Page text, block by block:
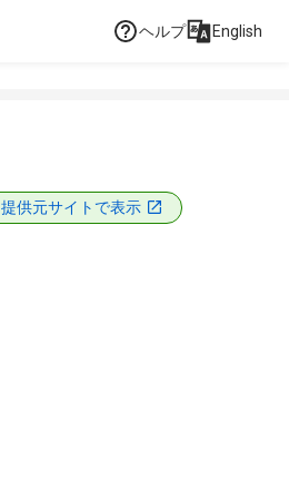
ヘルプ English
提供元サイトで表示